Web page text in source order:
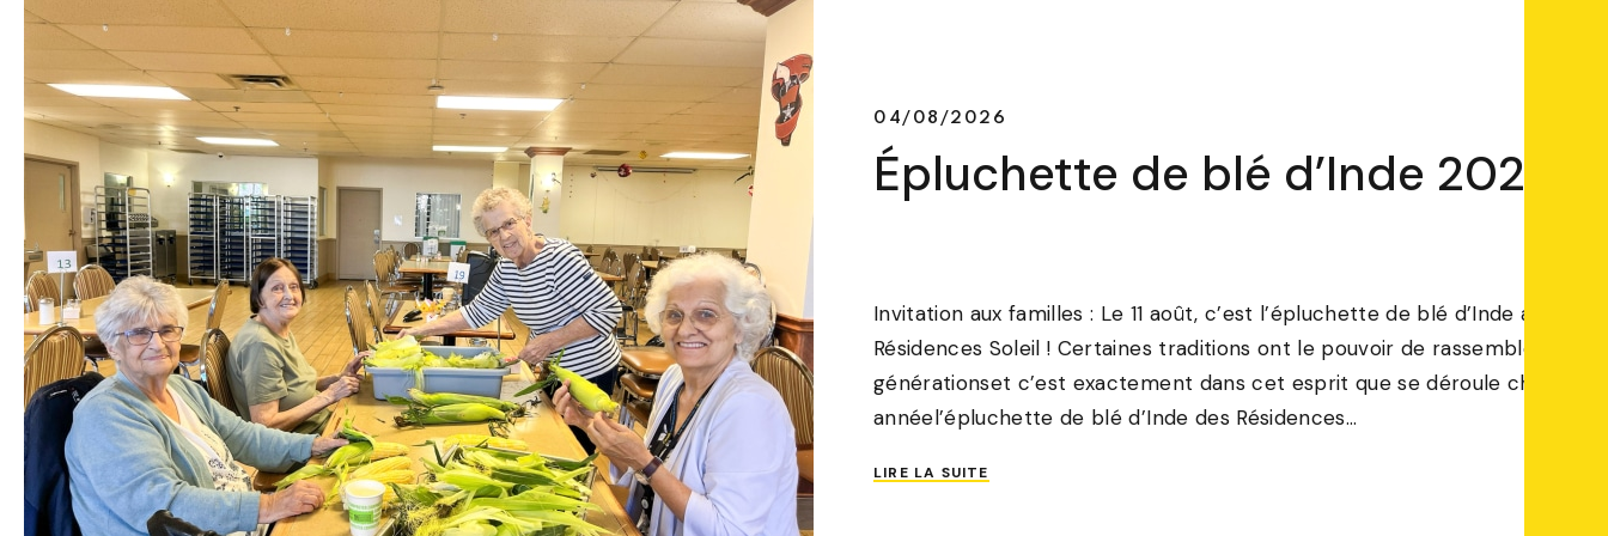
04/08/2026
Épluchette de blé d’Inde 2026
Invitation aux familles : Le 11 août, c’est l’épluchette de blé d’Inde aux
Résidences Soleil ! Certaines traditions ont le pouvoir de rassembler les
générationset c’est exactement dans cet esprit que se déroule chaque
annéel’épluchette de blé d’Inde des Résidences…
LIRE LA SUITE